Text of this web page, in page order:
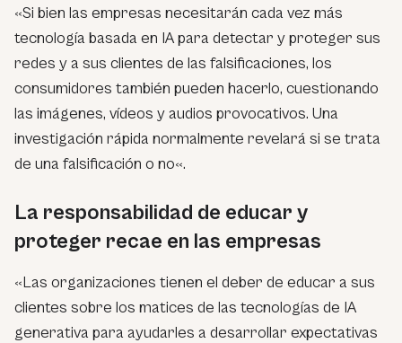
«Si bien las empresas necesitarán cada vez más
tecnología basada en IA para detectar y proteger sus
redes y a sus clientes de las falsificaciones, los
consumidores también pueden hacerlo, cuestionando
las imágenes, vídeos y audios provocativos. Una
investigación rápida normalmente revelará si se trata
de una falsificación o no«.
La responsabilidad de educar y
proteger recae en las empresas
«Las organizaciones tienen el deber de educar a sus
clientes sobre los matices de las tecnologías de IA
generativa para ayudarles a desarrollar expectativas